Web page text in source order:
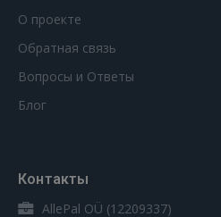
О проекте
Обратная связь
Вопросы и Ответы
Блог
Контакты
AllePal OÜ (12209337)